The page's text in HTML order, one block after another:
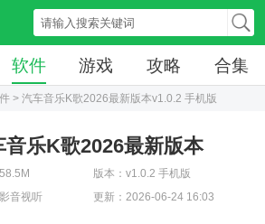
软件 游戏 攻略 合集
> 汽车音乐K歌2026最新版本v1.0.2 手机版
音乐K歌2026最新版本
版本：v1.0.2 手机版
音视听
更新：2026-06-24 16:03